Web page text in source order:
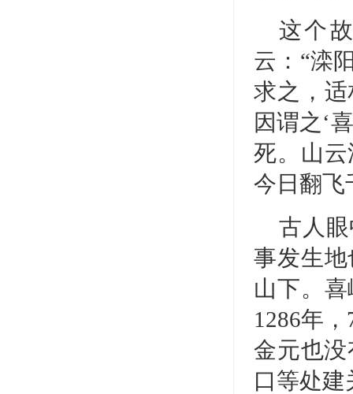
这个
云：“滦
求之，
因谓之‘
死。山
今日翻飞
古人
事发生
山下。
1286年
金元也
口等处